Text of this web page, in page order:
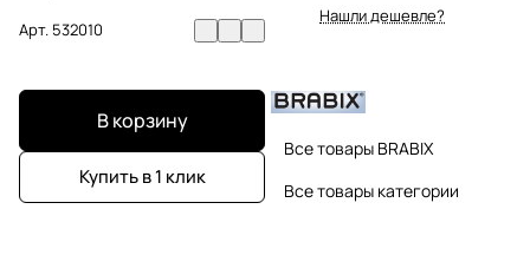
Арт. 532010
В корзину
Купить в 1 клик
Нашли дешевле?
Все товары BRABIX
Все товары категории